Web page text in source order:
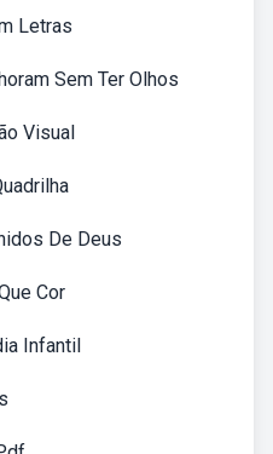
Letras
Sem Ter Olhos
Visual
De Deus
Cor
Infantil